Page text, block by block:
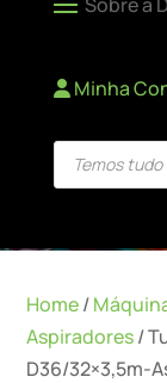
Minha
Products
search
Home/
Aspiradores/
D36/32×3,5m-